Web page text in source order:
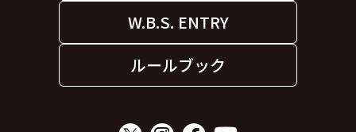
W.B.S. ENTRY
ルールブック